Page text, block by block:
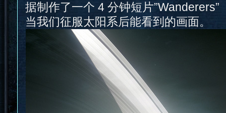
据制作了一个 4 分钟短片”Wanderers”
当我们征服太阳系后能看到的画面。